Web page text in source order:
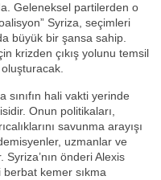
Geleneksel partilerden o
Syriza, seçimleri
büyük bir şansa sahip.
krizden çıkış yolunu temsil
hali vakti yerinde
Onun politikaları,
savunma arayışı
uzmanlar ve
önderi Alexis
berbat kemer sıkma